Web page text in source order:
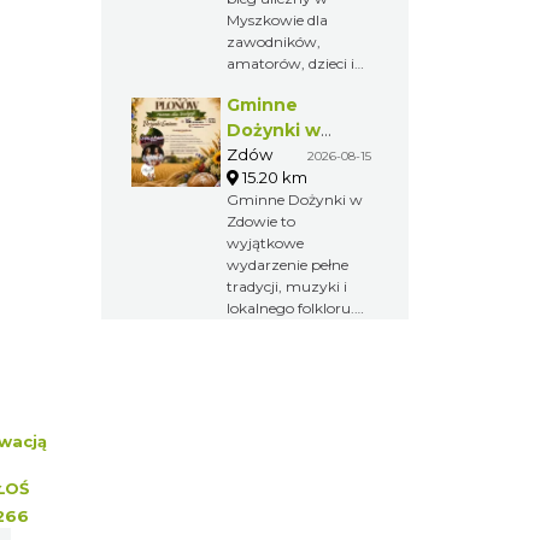
Myszkowie dla
zawodników,
amatorów, dzieci i
września uczestnicy
zmierzą się z trasą 8
km, a najmłodsi
wystartują w
biegach na
krótszych
dystansach. To
sportowa niedziela
pełna rywalizacji,
dobrej atmosfery i
Gminne
Dożynki w
Zdowie
Zdów 2026-08-15
15.20 km
Gminne Dożynki w
Zdowie to
wyjątkowe
wydarzenie pełne
tradycji, muzyki i
lokalnego folkloru.